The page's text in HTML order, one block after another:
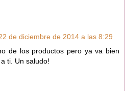
de diciembre de 2014 a las 8:29
de los productos pero ya va bien
ti. Un saludo!